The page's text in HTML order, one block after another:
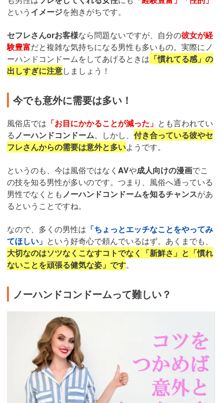
という イメージを抱きがちです。
セフレさんorお客様なら問題ないですが、自分の彼女が経
験豊富だと複雑な気持ちになる男性も多いもの。実際にノ
ーハンドコンドームをしてあげるときは 「慣れてる感」の
出しすぎに注意しましょう！
今でも意外に需要は多い！
風俗店では 「お目にかかることが減った」 とも言われてい
るノーハンドコンドーム。しかし、 付き合っている彼やセ
フレさんからの需要は意外と多いようです。
というのも、今は風俗ではなく AVや成人向けの漫画でこ
の技を知る男性が多いのです。つまり、風俗へ通っている
男性でなくともノーハンドコンドームを知るチャンスがあ
るということですね。
なので、多くの男性は 「ちょっとエッチなことをやってみ
てほしい」 という好奇心で頼んでいるはず。あくまでも、
大切なのはソツなくこなすコトでなく「新鮮さ」と「慣れ
ないことを頑張る健気な姿」です。
ノーハンドコンドームって難しい？